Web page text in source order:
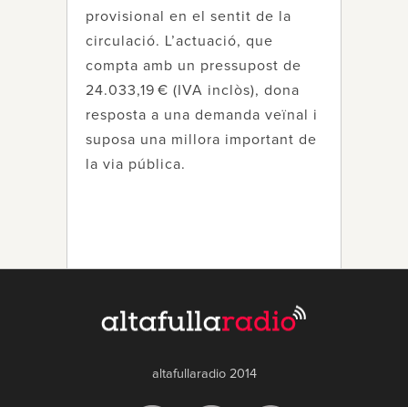
provisional en el sentit de la
circulació. L’actuació, que
compta amb un pressupost de
24.033,19 € (IVA inclòs), dona
resposta a una demanda veïnal i
suposa una millora important de
la via pública.
altafullaradio 2014